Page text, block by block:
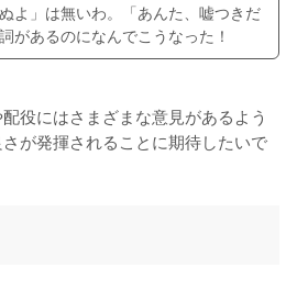
よ」は無いわ。「あんた、嘘つきだ
があるのになんでこうなった！
役にはさまざまな意見があるよう
が発揮されることに期待したいで